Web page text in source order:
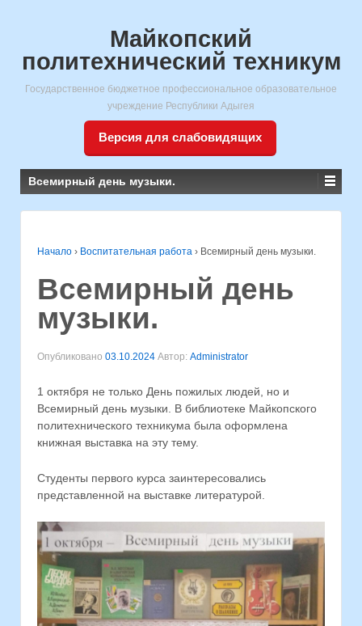
Майкопский
политехнический техникум
Государственное бюджетное профессиональное образовательное
учреждение Республики Адыгея
Версия для слабовидящих
Всемирный день музыки.
Начало › Воспитательная работа › Всемирный день музыки.
Всемирный день
музыки.
Опубликовано 03.10.2024 Автор: Administrator
1 октября не только День пожилых людей, но и
Всемирный день музыки. В библиотеке Майкопского
политехнического техникума была оформлена
книжная выставка на эту тему.
Студенты первого курса заинтересовались
представленной на выставке литературой.